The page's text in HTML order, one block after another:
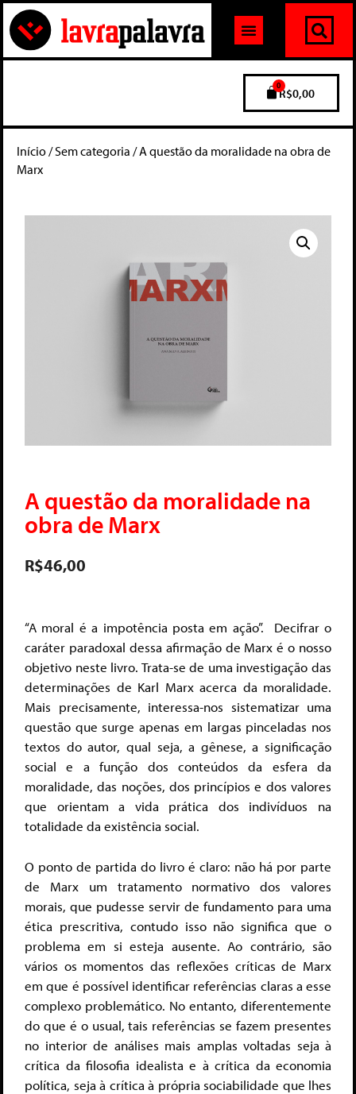
R$0,00
0
Início/Sem categoria / A questão da moralidade na obra de
Marx
A questão da moralidade na
obra de Marx
R$46,00
“A moral é a impotência posta em ação”. Decifrar o
caráter paradoxal dessa afirmação de Marx é o nosso
objetivo neste livro. Trata-se de uma investigação das
determinações de Karl Marx acerca da moralidade.
Mais precisamente, interessa-nos sistematizar uma
questão que surge apenas em largas pinceladas nos
textos do autor, qual seja, a gênese, a significação
social e a função dos conteúdos da esfera da
moralidade, das noções, dos princípios e dos valores
que orientam a vida prática dos indivíduos na
totalidade da existência social.
O ponto de partida do livro é claro: não há por parte
de Marx um tratamento normativo dos valores
morais, que pudesse servir de fundamento para uma
ética prescritiva, contudo isso não significa que o
problema em si esteja ausente. Ao contrário, são
vários os momentos das reflexões críticas de Marx
em que é possível identificar referências claras a esse
complexo problemático. No entanto, diferentemente
do que é o usual, tais referências se fazem presentes
no interior de análises mais amplas voltadas seja à
crítica da filosofia idealista e à crítica da economia
política, seja à crítica à própria sociabilidade que lhes